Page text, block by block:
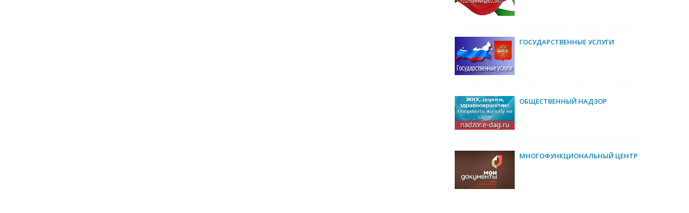
ГОСУДАРСТВЕННЫЕ УСЛУГИ
ОБЩЕСТВЕННЫЙ НАДЗОР
МНОГОФУНКЦИОНАЛЬНЫЙ ЦЕНТР